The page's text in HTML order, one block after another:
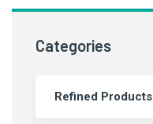
Categories
Refined Products